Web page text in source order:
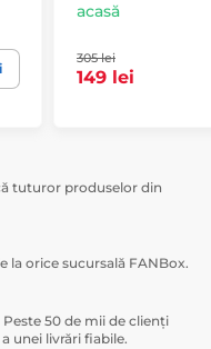
acasă
305 lei
149 lei
tuturor produselor din
la orice sucursală FANBox.
Peste 50 de mii de clienți
unei livrări fiabile.